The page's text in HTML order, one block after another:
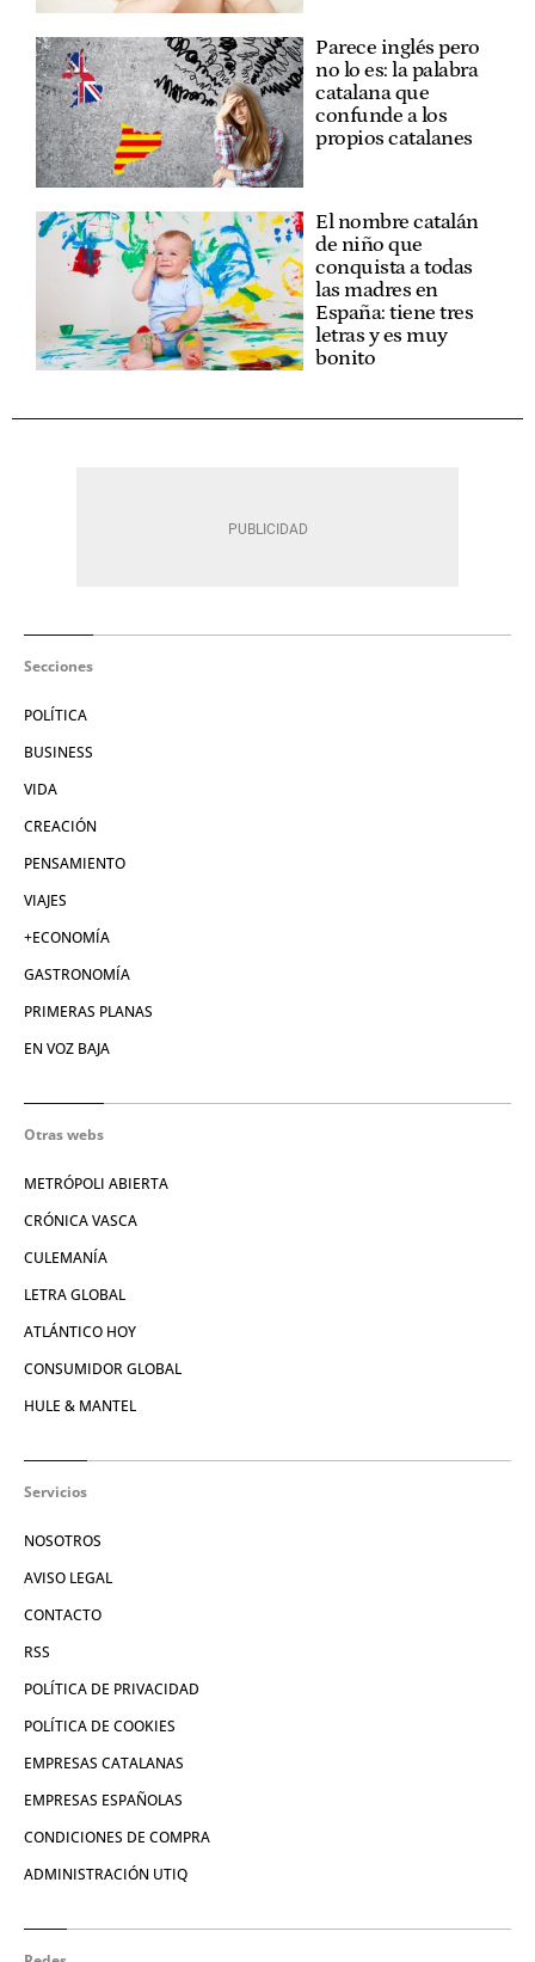
Parece inglés pero
no lo es: la palabra
catalana que
confunde a los
propios catalanes
El nombre catalán
de niño que
conquista a todas
las madres en
España: tiene tres
letras y es muy
bonito
Secciones
POLÍTICA
BUSINESS
VIDA
CREACIÓN
PENSAMIENTO
VIAJES
+ECONOMÍA
GASTRONOMÍA
PRIMERAS PLANAS
EN VOZ BAJA
Otras webs
METRÓPOLI ABIERTA
CRÓNICA VASCA
CULEMANÍA
LETRA GLOBAL
ATLÁNTICO HOY
CONSUMIDOR GLOBAL
HULE & MANTEL
Servicios
NOSOTROS
AVISO LEGAL
CONTACTO
RSS
POLÍTICA DE PRIVACIDAD
POLÍTICA DE COOKIES
EMPRESAS CATALANAS
EMPRESAS ESPAÑOLAS
CONDICIONES DE COMPRA
ADMINISTRACIÓN UTIQ